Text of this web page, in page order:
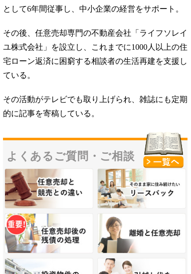
よくあるご質問・ ご相談
として6年間従事し、中小企業の経営をサポート。
その後、任意売却専門の不動産会社「ライフソレイ
ユ株式会社」を設立し、これまでに1000人以上の住
宅ローン返済に困窮する相談者の生活再建を支援し
ている。
その活動がテレビでも取り上げられ、雑誌にも定期
的に記事を寄稿している。